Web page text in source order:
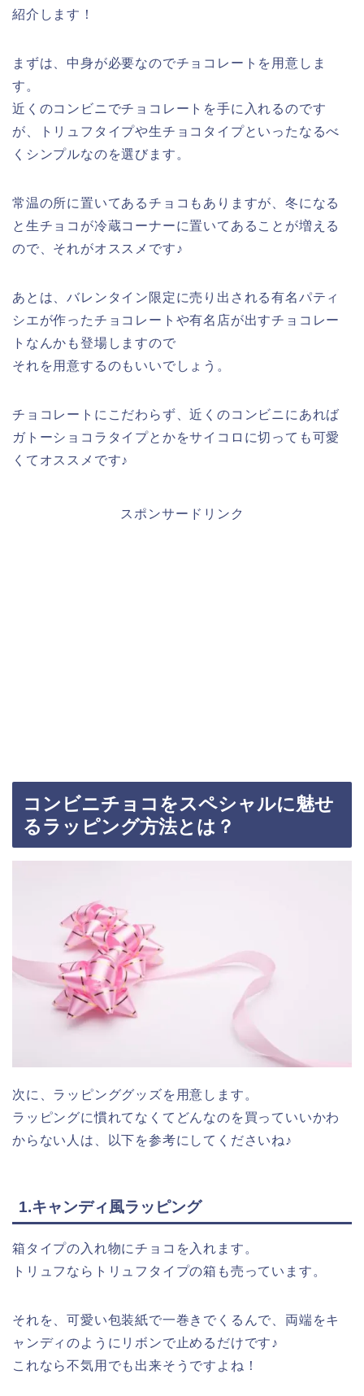
紹介します！
まずは、中身が必要なのでチョコレートを用意しま
す。
近くのコンビニでチョコレートを手に入れるのです
が、トリュフタイプや生チョコタイプといったなるべ
くシンプルなのを選びます。
常温の所に置いてあるチョコもありますが、冬になる
と生チョコが冷蔵コーナーに置いてあることが増える
ので、それがオススメです♪
あとは、バレンタイン限定に売り出される有名パティ
シエが作ったチョコレートや有名店が出すチョコレー
トなんかも登場しますので
それを用意するのもいいでしょう。
チョコレートにこだわらず、近くのコンビニにあれば
ガトーショコラタイプとかをサイコロに切っても可愛
くてオススメです♪
スポンサードリンク
コンビニチョコをスペシャルに魅せ
るラッピング方法とは？
次に、ラッピンググッズを用意します。
ラッピングに慣れてなくてどんなのを買っていいかわ
からない人は、以下を参考にしてくださいね♪
1.キャンディ風ラッピング
箱タイプの入れ物にチョコを入れます。
トリュフならトリュフタイプの箱も売っています。
それを、可愛い包装紙で一巻きでくるんで、両端をキ
ャンディのようにリボンで止めるだけです♪
これなら不気用でも出来そうですよね！